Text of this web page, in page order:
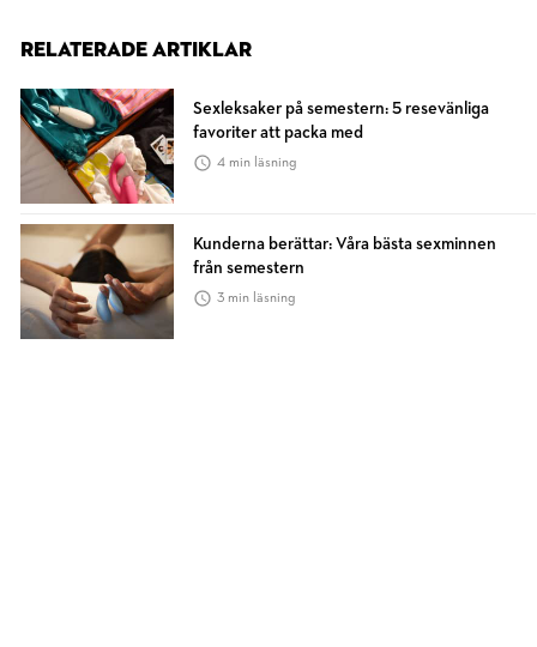
RELATERADE ARTIKLAR
Sexleksaker på semestern: 5 resevänliga
favoriter att packa med
4 min läsning
Kunderna berättar: Våra bästa sexminnen
från semestern
3 min läsning